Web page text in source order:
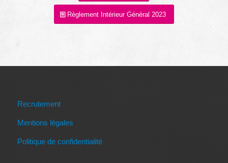
Règlement Intérieur Général 2023
Recrutement
Mentions légales
Politique de confidentialité